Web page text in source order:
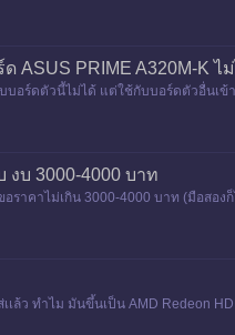
ASUS PRIME A320M-K ไ
อร์ดตัวนี้ไม่ได้ แต่ใช้กับบอร์ดตัวอื่นเข้
บ 3000-4000 บาท
ราคาไม่เกิน 3000-4000 บาท (มือสอง
เล้ว ทำไม มันขึ้นเป็น AMD Redeon